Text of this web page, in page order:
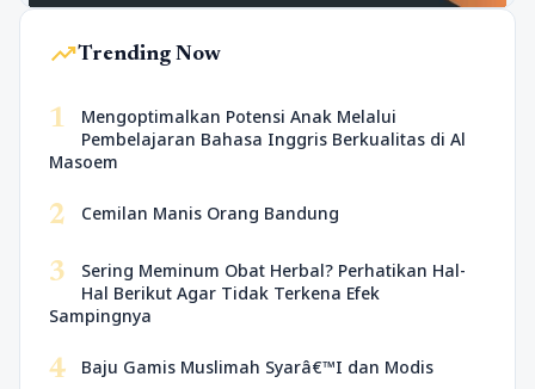
trending_upTrending Now
1
Mengoptimalkan Potensi Anak Melalui
Pembelajaran Bahasa Inggris Berkualitas di Al
Masoem
2 Cemilan Manis Orang Bandung
3
Sering Meminum Obat Herbal? Perhatikan Hal-
Hal Berikut Agar Tidak Terkena Efek
Sampingnya
4 Baju Gamis Muslimah Syarâ€™I dan Modis